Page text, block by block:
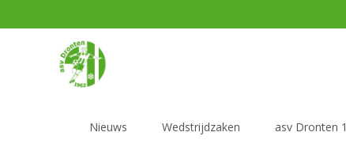
Nieuws Wedstrijdzaken asv Dronten 1